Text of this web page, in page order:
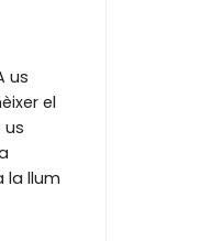
us
el
us
la llum